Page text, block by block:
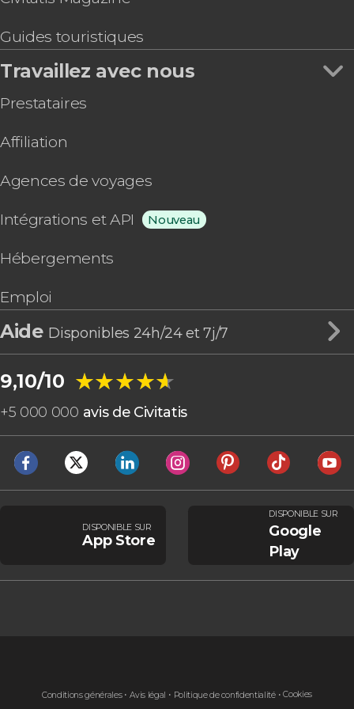
East Cowes
South Queensferry
Weymouth
Île de Portland
Chelmsford
Puerto Argentino
Blackpool
Wisley
Balloch
Ely
Galashiels
Newcastle
Guides touristiques
Travaillez avec nous
Prestataires
Affiliation
Agences de voyages
Intégrations et API Nouveau
Hébergements
Emploi
Aide Disponibles 24h/24 et 7j/7
9,10/10 ★★★★★
★★★★★
+5 000 000 avis de Civitatis
DISPONIBLE SUR
App Store
DISPONIBLE SUR
Google
Play
Conditions générales Avis légal Politique de confidentialité Cookies